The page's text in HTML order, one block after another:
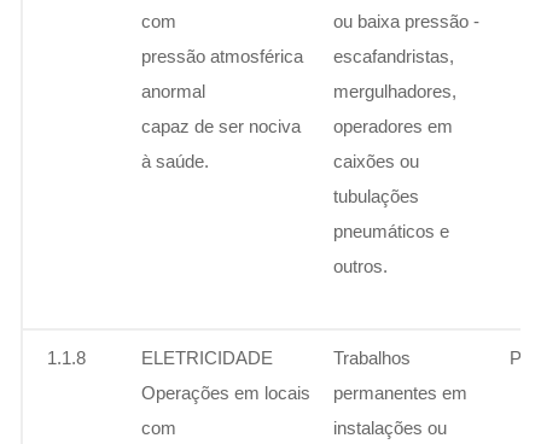
com
pressão atmosférica
anormal
capaz de ser nociva
à saúde.
ou baixa pressão -
escafandristas,
mergulhadores,
operadores em
caixões ou
tubulações
pneumáticos e
outros.
1.1.8
ELETRICIDADE
Operações em locais
com
Trabalhos
permanentes em
instalações ou